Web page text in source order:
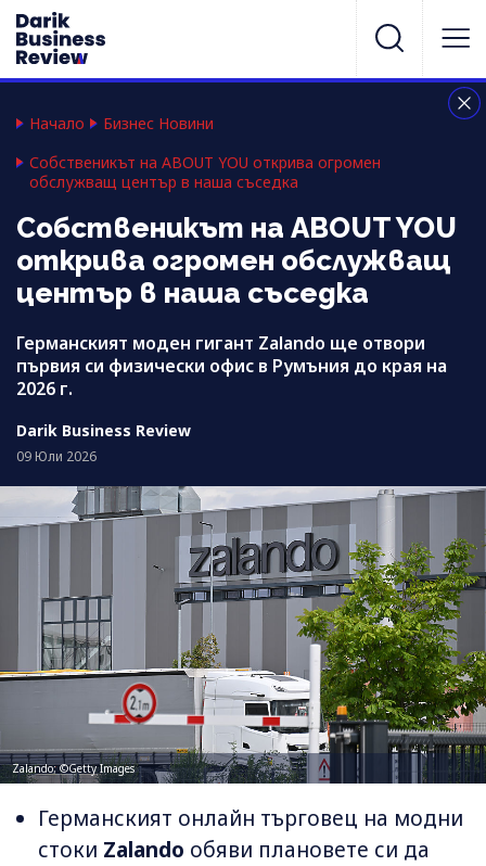
Начало
Бизнес Новини
Собственикът на ABOUT YOU открива огромен
обслужващ център в наша съседка
Собственикът на ABOUT YOU
открива огромен обслужващ
център в наша съседка
Германският моден гигант Zalando ще отвори
първия си физически офис в Румъния до края на
2026 г.
Darik Business Review
09 Юли 2026
Zalando; ©Getty Images
Германският онлайн търговец на модни
стоки Zalando обяви плановете си да